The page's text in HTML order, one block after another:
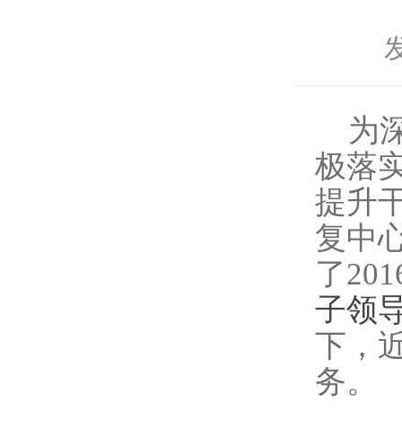
为
极落
提升
复中
了
子领
下，
务。